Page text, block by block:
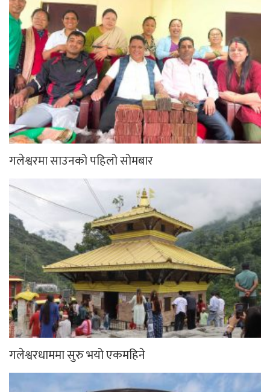
गलेश्वरमा साउनको पहिलो सोमबार
गलेश्वरधाममा सुरु भयो एकमहिने